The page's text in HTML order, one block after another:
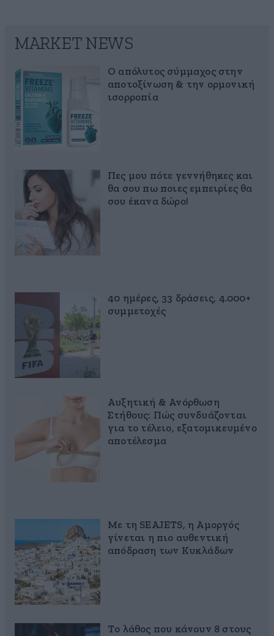
MARKET NEWS
Ο απόλυτος σύμμαχος στην
αποτοξίνωση & την ορμονική
ισορροπία
Πες μου πότε γεννήθηκες και
θα σου πω ποιες εμπειρίες θα
σου έκανα δώρο!
40 ημέρες, 33 δράσεις, 4.000+
συμμετοχές
Αυξητική & Ανόρθωση
Στήθους: Πώς συνδυάζονται
για το τέλειο, εξατομικευμένο
αποτέλεσμα
Με τη SEAJETS, η Αμοργός
γίνεται η πιο αυθεντική
απόδραση των Κυκλάδων
Το λάθος που κάνουν 8 στους